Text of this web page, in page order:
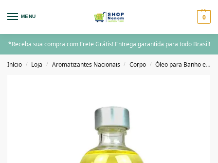
MENU 0
*Receba sua compra com Frete Grátis! Entrega garantida para todo Brasil!
Início / Loja / Aromatizantes Nacionais / Corpo / Óleo para Banho e Massagens